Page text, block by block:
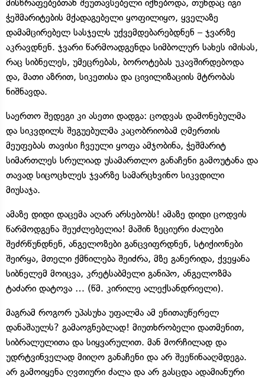
მისწრაფებებთან შეუთავსებელი იქნებოდა, თუნდაც იგი
ჭეშმარიტების მქადაგებელი ყოფილიყო, ყველაზე
დამამცირებელ სასჯელს უქვემდებარებდნენ – ჯვარზე
აკრავდნენ. ჯვარი წარმოადგენდა სიმბოლურ სახეს იმისას,
რაც სიბნელეს, უმეცრებას, ბოროტებას უკავშირდებოდა
და, მათი აზრით, სიკეთისა და ცივილიზაციის მტრობას
ნიშნავდა.
საერთო შედეგი კი ასეთი დადგა: ცოდვას დამონებულმა
და სიკვდილს შეგუებულმა კაცობრიობამ ღმერთის
მეუფებას თავისი ჩვეული ყოფა ამჯობინა, ჭეშმარიტ
სიმართლეს სრულიად უსამართლო განაჩენი გამოუტანა და
თავად სიცოცხლეს ჯვარზე სამარცხვინო სიკვდილი
მიუსაჯა.
ამაზე დიდი დაცემა აღარ არსებობს! ამაზე დიდი ცოდვის
წარმოდგენა შეუძლებელია! მაშინ ზეციური ძალები
შეძრწუნდნენ, ანგელოზები განცვიფრდნენ, სტიქიონები
შეირყა, მთელი ქმნილება შეიძრა, მზე განერიდა, ქვეყანა
სიბნელემ მოიცვა, კრეტსაბმელი განიპო, ანგელოზმა
ტაძარი დატოვა … (წმ. კირილე ალექსანდრიელი).
მაგრამ როგორ უპასუხა უფალმა ამ ენითაუწერელ
დანაშაულს? გამაოგნებლად! მიუთხრობელი დათმენით,
სიბრალულითა და სიყვარულით. მან მორჩილად და
უდრტვინველად მიიღო განაჩენი და არ შეეწინააღმდეგა.
არ გამოიყენა ღვთიური ძალა და არ გასცდა ადამიანური